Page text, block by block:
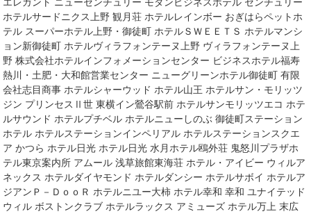
ホテルサードニクス上野 観月荘 ホテルレインボー おぎはらペットホ
テル スーパーホテル上野・御徒町 ホテルＳＷＥＥＴＳ ホテルマンシ
ョン新御徒町 ホテルヴィラフォンテーヌ上野 ヴィラフォンテーヌ上
野 株式会社ホテルインフォメーションセンター ビジネスホテル福寿
熱川・土肥・大和館営業センター ニューグリーンホテル御徒町 有限
会社志目商事 ホテルシャーウッド ホテル山王 ホテルサン・モリッツ
ジン プリンセスⅡ世 東横イン鶯谷駅前 ホテルサンモリッツエコ ホテ
ルサウンド ホテルプチベル ホテルニューしのぶ 御徒町ステーション
ホテル ホテルステーションインペリアル ホテルステーションスクエ
ア かつら ホテル日光 ホテル日光 水月ホテル鴎外荘 鬼怒川プラザホ
テル東京案内所 アムール 浅草旅館東海荘 ホテル・アイビー ウィルア
ネックス ホテルダイヤモンド ホテルダンシー ホテルサボイ ホテルア
ジアンＰ－ＤｏｏＲ ホテルニユー大柿 ホテル幸和 幸和 ユナイテッド
ウィル ボストンクラブ ホテルラックス アミューズ ホテル万上 末広